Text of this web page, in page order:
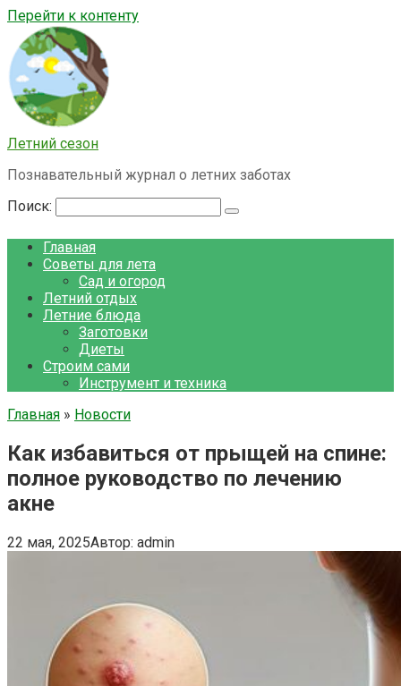
Перейти к контенту
Летний сезон
Познавательный журнал о летних заботах
Поиск:
Главная
Советы для лета
Сад и огород
Летний отдых
Летние блюда
Заготовки
Диеты
Строим сами
Инструмент и техника
Главная » Новости
Как избавиться от прыщей на спине:
полное руководство по лечению
акне
22 мая, 2025Автор: admin